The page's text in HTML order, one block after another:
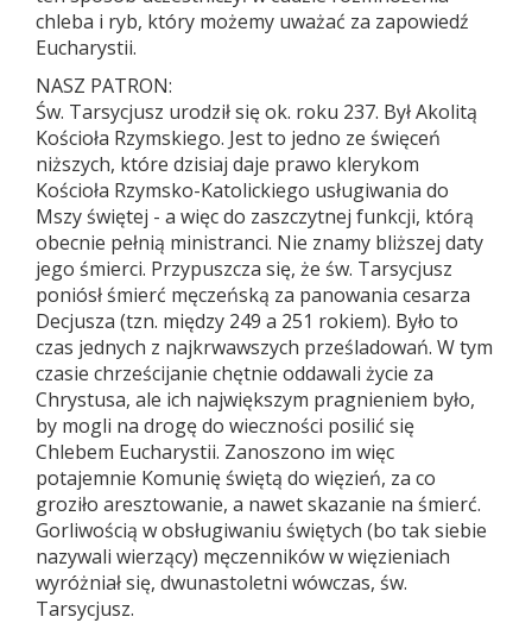
chleba i ryb, który możemy uważać za zapowiedź
Eucharystii.
NASZ PATRON:
Św. Tarsycjusz urodził się ok. roku 237. Był Akolitą
Kościoła Rzymskiego. Jest to jedno ze święceń
niższych, które dzisiaj daje prawo klerykom
Kościoła Rzymsko-Katolickiego usługiwania do
Mszy świętej - a więc do zaszczytnej funkcji, którą
obecnie pełnią ministranci. Nie znamy bliższej daty
jego śmierci. Przypuszcza się, że św. Tarsycjusz
poniósł śmierć męczeńską za panowania cesarza
Decjusza (tzn. między 249 a 251 rokiem). Było to
czas jednych z najkrwawszych prześladowań. W tym
czasie chrześcijanie chętnie oddawali życie za
Chrystusa, ale ich największym pragnieniem było,
by mogli na drogę do wieczności posilić się
Chlebem Eucharystii. Zanoszono im więc
potajemnie Komunię świętą do więzień, za co
groziło aresztowanie, a nawet skazanie na śmierć.
Gorliwością w obsługiwaniu świętych (bo tak siebie
nazywali wierzący) męczenników w więzieniach
wyróżniał się, dwunastoletni wówczas, św.
Tarsycjusz.